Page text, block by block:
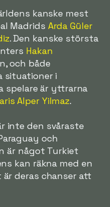
kanske mest
Madrids Arda Güler
. Den kanske största
Hakan
och både
situationer i
spelare är yttrarna
Alper Yilmaz.
inte den svåraste
och
är något Turkiet
kan räkna med en
är deras chanser att